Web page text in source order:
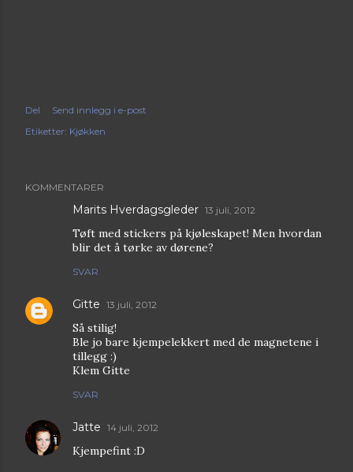
Del
Send innlegg i e-post
Etiketter: Kjøkken
KOMMENTARER
Marits Hverdagsgleder 13 juli, 2012
Tøft med stickers på kjøleskapet! Men hvordan
blir det å tørke av dørene?
SVAR
Gitte 13 juli, 2012
Så stilig!
Ble jo bare kjempelekkert med de magnetene i
tillegg :)
Klem Gitte
SVAR
Jatte 14 juli, 2012
Kjempefint :D